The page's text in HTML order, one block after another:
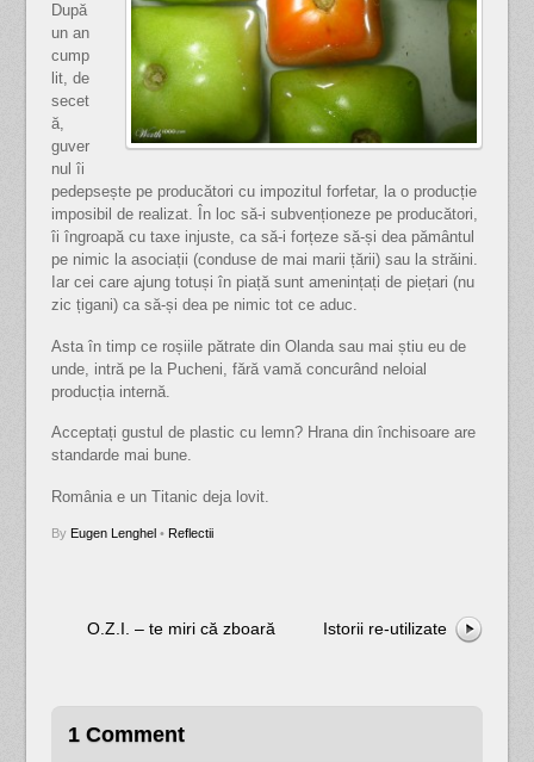
După
un an
cump
lit, de
secet
ă,
guver
nul îi
pedepsește pe producători cu impozitul forfetar, la o producție
imposibil de realizat. În loc să-i subvenționeze pe producători,
îi îngroapă cu taxe injuste, ca să-i forțeze să-și dea pământul
pe nimic la asociații (conduse de mai marii țării) sau la străini.
Iar cei care ajung totuși în piață sunt amenințați de piețari (nu
zic țigani) ca să-și dea pe nimic tot ce aduc.
Asta în timp ce roșiile pătrate din Olanda sau mai știu eu de
unde, intră pe la Pucheni, fără vamă concurând neloial
producția internă.
Acceptați gustul de plastic cu lemn? Hrana din închisoare are
standarde mai bune.
România e un Titanic deja lovit.
By Eugen Lenghel • Reflectii
O.Z.I. – te miri că zboară Istorii re-utilizate
1 Comment